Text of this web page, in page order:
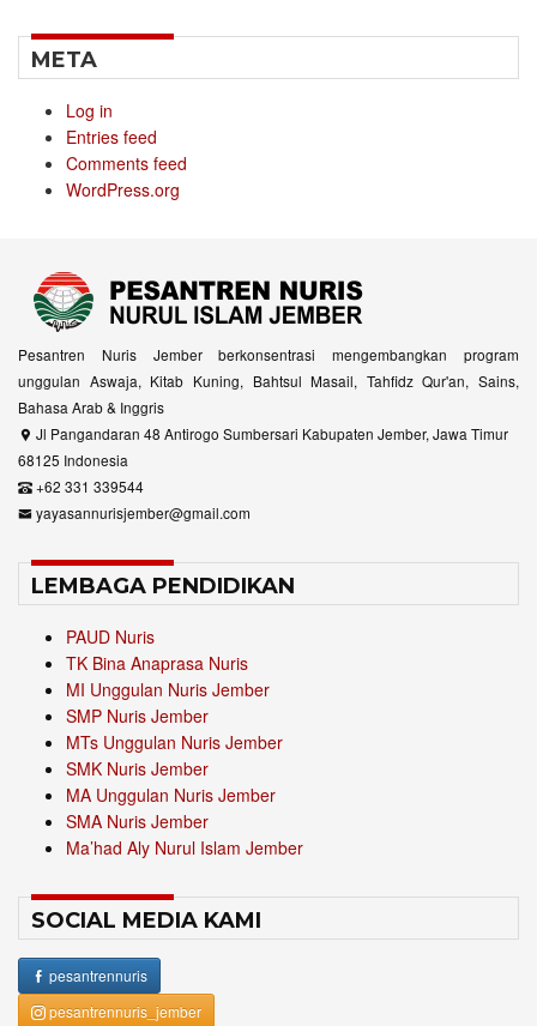
META
Log in
Entries feed
Comments feed
WordPress.org
Pesantren Nuris Jember berkonsentrasi mengembangkan program
unggulan Aswaja, Kitab Kuning, Bahtsul Masail, Tahfidz Qur'an, Sains,
Bahasa Arab & Inggris
Jl Pangandaran 48 Antirogo Sumbersari Kabupaten Jember, Jawa Timur
68125 Indonesia
+62 331 339544
yayasannurisjember@gmail.com
LEMBAGA PENDIDIKAN
PAUD Nuris
TK Bina Anaprasa Nuris
MI Unggulan Nuris Jember
SMP Nuris Jember
MTs Unggulan Nuris Jember
SMK Nuris Jember
MA Unggulan Nuris Jember
SMA Nuris Jember
Ma’had Aly Nurul Islam Jember
SOCIAL MEDIA KAMI
pesantrennuris
pesantrennuris_jember